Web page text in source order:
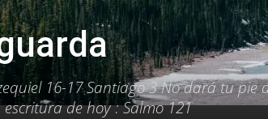
16-17 Santiago 3 No dará tu pie
de hoy : Salmo 121